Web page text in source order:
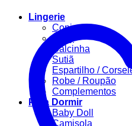
Lingerie
Conjuntos
Body
Calcinha
Sutiã
Espartilho /
Robe / Roupão
Complementos
Para Dormir
Baby Doll
Camisola